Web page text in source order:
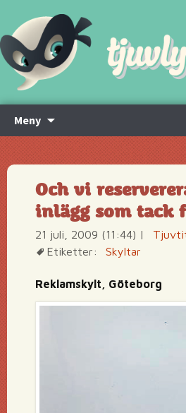
Meny
innehåll
Och vi
inlägg som tack
21 juli, 2009 (11:44) |
Etiketter:
Skyltar
Reklamskylt, Göteborg